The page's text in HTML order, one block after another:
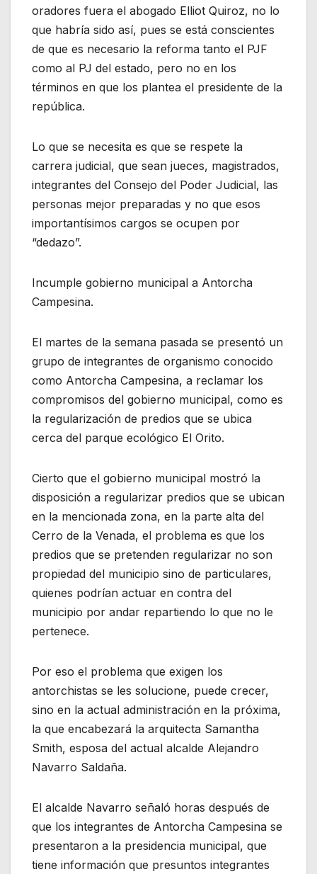
oradores fuera el abogado Elliot Quiroz, no lo
que habría sido así, pues se está conscientes
de que es necesario la reforma tanto el PJF
como al PJ del estado, pero no en los
términos en que los plantea el presidente de la
república.
Lo que se necesita es que se respete la
carrera judicial, que sean jueces, magistrados,
integrantes del Consejo del Poder Judicial, las
personas mejor preparadas y no que esos
importantísimos cargos se ocupen por
“dedazo”.
Incumple gobierno municipal a Antorcha
Campesina.
El martes de la semana pasada se presentó un
grupo de integrantes de organismo conocido
como Antorcha Campesina, a reclamar los
compromisos del gobierno municipal, como es
la regularización de predios que se ubica
cerca del parque ecológico El Orito.
Cierto que el gobierno municipal mostró la
disposición a regularizar predios que se ubican
en la mencionada zona, en la parte alta del
Cerro de la Venada, el problema es que los
predios que se pretenden regularizar no son
propiedad del municipio sino de particulares,
quienes podrían actuar en contra del
municipio por andar repartiendo lo que no le
pertenece.
Por eso el problema que exigen los
antorchistas se les solucione, puede crecer,
sino en la actual administración en la próxima,
la que encabezará la arquitecta Samantha
Smith, esposa del actual alcalde Alejandro
Navarro Saldaña.
El alcalde Navarro señaló horas después de
que los integrantes de Antorcha Campesina se
presentaron a la presidencia municipal, que
tiene información que presuntos integrantes